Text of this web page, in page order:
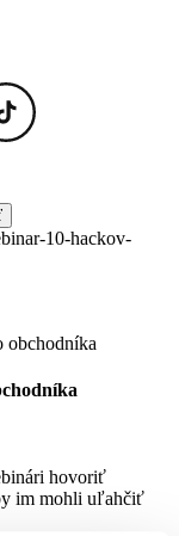
10-hackov-
obchodníka
hovoriť
im mohli uľahčiť